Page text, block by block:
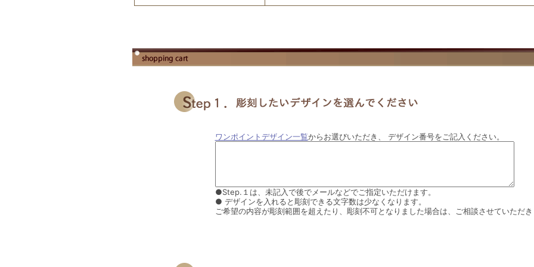
ワンポイントデザイン一覧からお選びいただき、 デザイン番号をご記入ください。
●Step.１は、未記入で後でメールなどでご指定いただけます。
● デザインを入れると彫刻できる文字数は少なくなります。
ご希望の内容が彫刻範囲を超えたり、彫刻不可となりました場合は、ご相談させていただ